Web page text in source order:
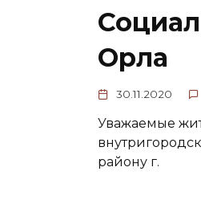
Орла
30.11.2020
Уважаемые
району г.